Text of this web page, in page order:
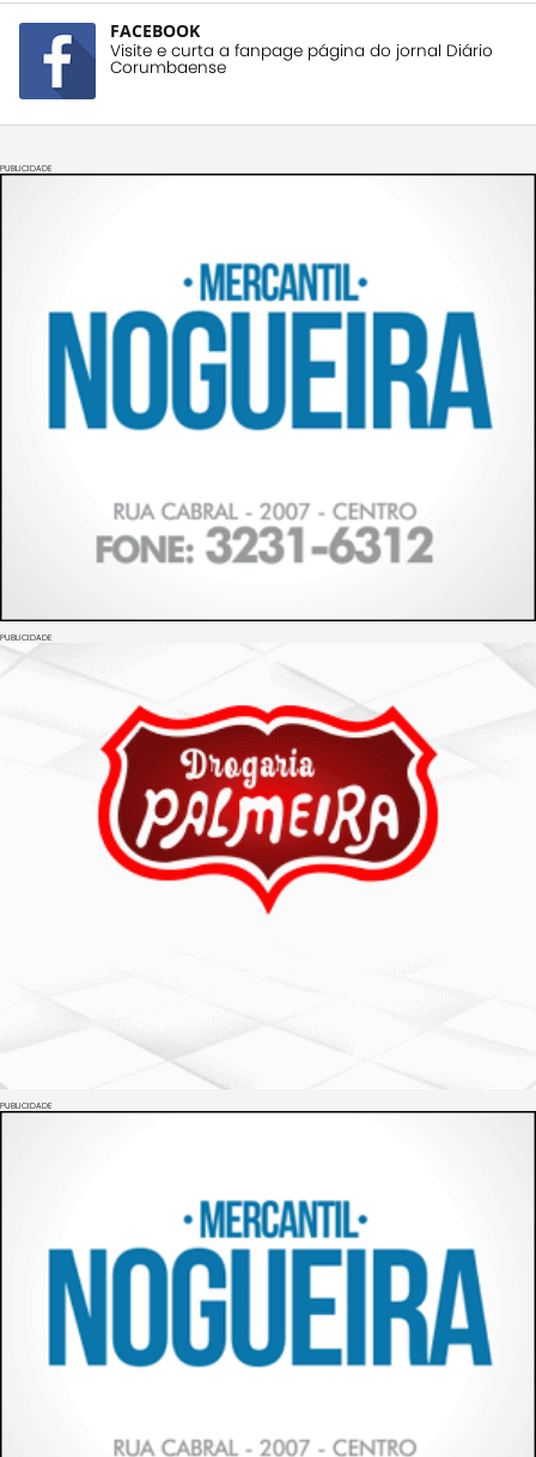
FACEBOOK
Visite e curta a fanpage página do jornal Diário
Corumbaense
PUBLICIDADE
PUBLICIDADE
PUBLICIDADE